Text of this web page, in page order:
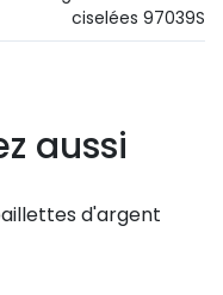
ciselées 97039S
aussi